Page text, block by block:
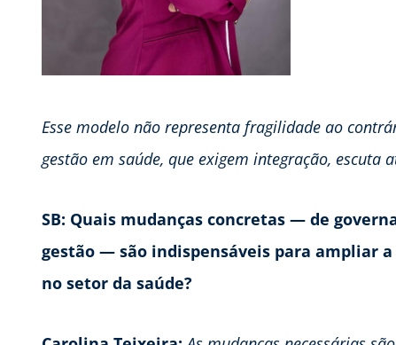
Esse modelo não representa fragilidade ao
gestão em saúde, que exigem integração,
SB: Quais mudanças concretas — de
gestão — são indispensáveis para ampliar
no setor da saúde?